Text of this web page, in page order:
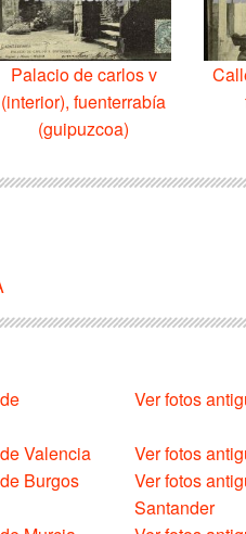
Palacio de carlos v
(interior), fuenterrabía
(guipuzcoa)
Ver fotos
Valencia
Ver fotos
Burgos
Ver fotos
Santander